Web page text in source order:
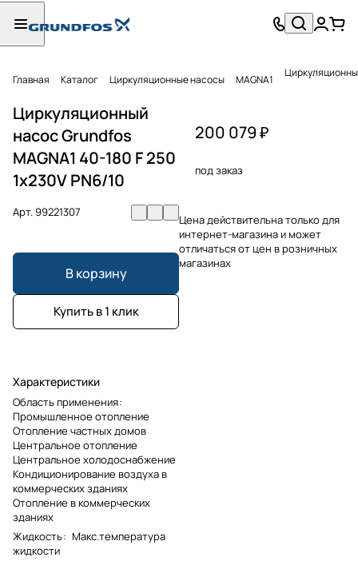
Главная Каталог Циркуляционные насосы MAGNA1
Циркуляционный
насос Grundfos
MAGNA1 40-180 F 250
1x230V PN6/10
Арт.99221307
В корзину
Купить в 1 клик
Характеристики
Область применения:
Промышленное отопление
Отопление частных домов
Центральное отопление
Центральное холодоснабжение
Кондиционирование воздуха в
коммерческих зданиях
Отопление в коммерческих
зданиях
Жидкость: Макс.температура
жидкости
200 079 ₽
под заказ
Цена действительна только для
интернет-магазина и может
отличаться от цен в розничных
магазинах